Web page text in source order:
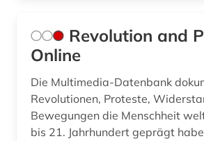
Revolution and
Online
Die Multimedia-Datenbank
Revolutionen, Proteste,
Bewegungen die Menschheit
bis 21. Jahrhundert geprägt